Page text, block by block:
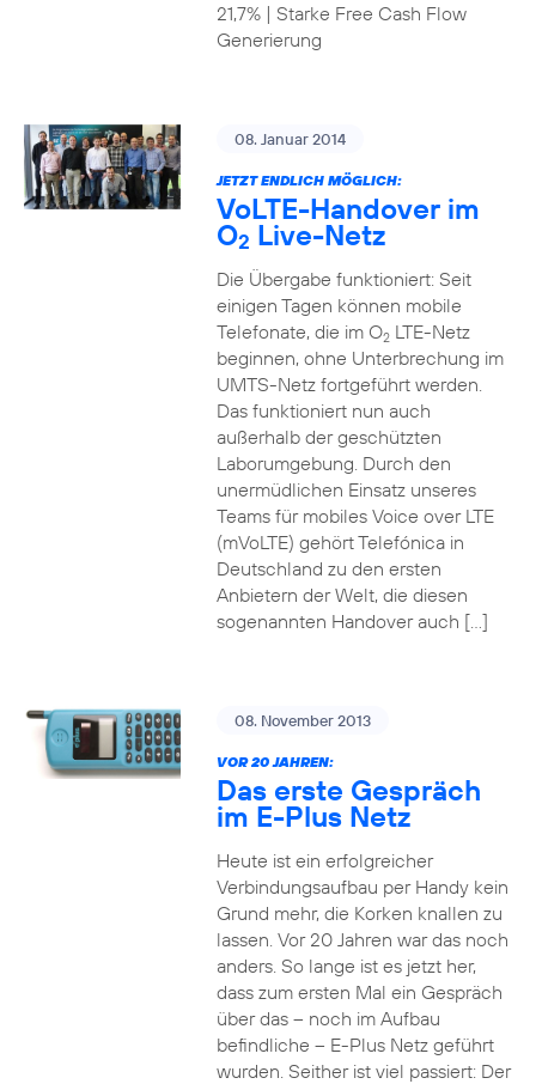
21,7% | Starke Free Cash Flow
Generierung
08. Januar 2014
JETZT ENDLICH MÖGLICH:
VoLTE-Handover im
O2 Live-Netz
Die Übergabe funktioniert: Seit
einigen Tagen können mobile
Telefonate, die im O2LTE-Netz
beginnen, ohne Unterbrechung im
UMTS-Netz fortgeführt werden.
Das funktioniert nun auch
außerhalb der geschützten
Laborumgebung. Durch den
unermüdlichen Einsatz unseres
Teams für mobiles Voice over LTE
(mVoLTE) gehört Telefónica in
Deutschland zu den ersten
Anbietern der Welt, die diesen
sogenannten Handover auch […]
08. November 2013
VOR 20 JAHREN:
Das erste Gespräch
im E-Plus Netz
Heute ist ein erfolgreicher
Verbindungsaufbau per Handy kein
Grund mehr, die Korken knallen zu
lassen. Vor 20 Jahren war das noch
anders. So lange ist es jetzt her,
dass zum ersten Mal ein Gespräch
über das – noch im Aufbau
befindliche – E-Plus Netz geführt
wurden. Seither ist viel passiert: Der